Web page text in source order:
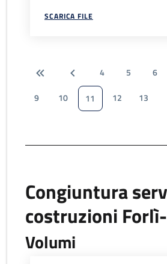
SCARICA FILE
4 5 6
9
10 11 12 13
Congiuntura
costruzioni
Volumi